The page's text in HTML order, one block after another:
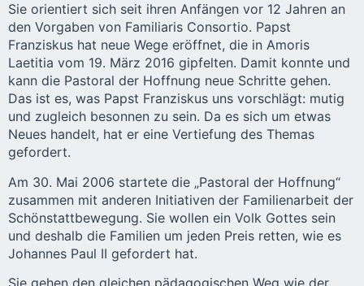
Sie orientiert sich seit ihren Anfängen vor 12 Jahren an
den Vorgaben von Familiaris Consortio. Papst
Franziskus hat neue Wege eröffnet, die in Amoris
Laetitia vom 19. März 2016 gipfelten. Damit konnte und
kann die Pastoral der Hoffnung neue Schritte gehen.
Das ist es, was Papst Franziskus uns vorschlägt: mutig
und zugleich besonnen zu sein. Da es sich um etwas
Neues handelt, hat er eine Vertiefung des Themas
gefordert.
Am 30. Mai 2006 startete die „Pastoral der Hoffnung“
zusammen mit anderen Initiativen der Familienarbeit der
Schönstattbewegung. Sie wollen ein Volk Gottes sein
und deshalb die Familien um jeden Preis retten, wie es
Johannes Paul II gefordert hat.